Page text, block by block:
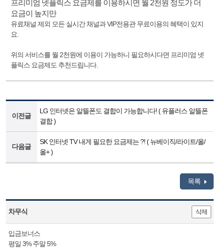
프리미엄 넷플릭스 요금제를 이용하시면 월 2천원 정도가 더
요금이 높지만
유료채널 제외 모든 실시간 채널과 VIP전용관 무료이용의 혜택이 있지
요.
위의 서비스를 월 2천원에 이용이 가능하니 필요하시다면 프리미엄 넷
플릭스 요금제도 추천드립니다.
이전글
LG 인터넷은 알뜰폰도 결합이 가능합니다! ( 유플러스 알뜰폰
결합 )
다음글
SK 인터넷 TV 내게 필요한 요금제는 ?! ( 뉴베이직/라이트/올/
올+ )
목록
차무식 삭제
입금보너스
평일 3% 주말 5%